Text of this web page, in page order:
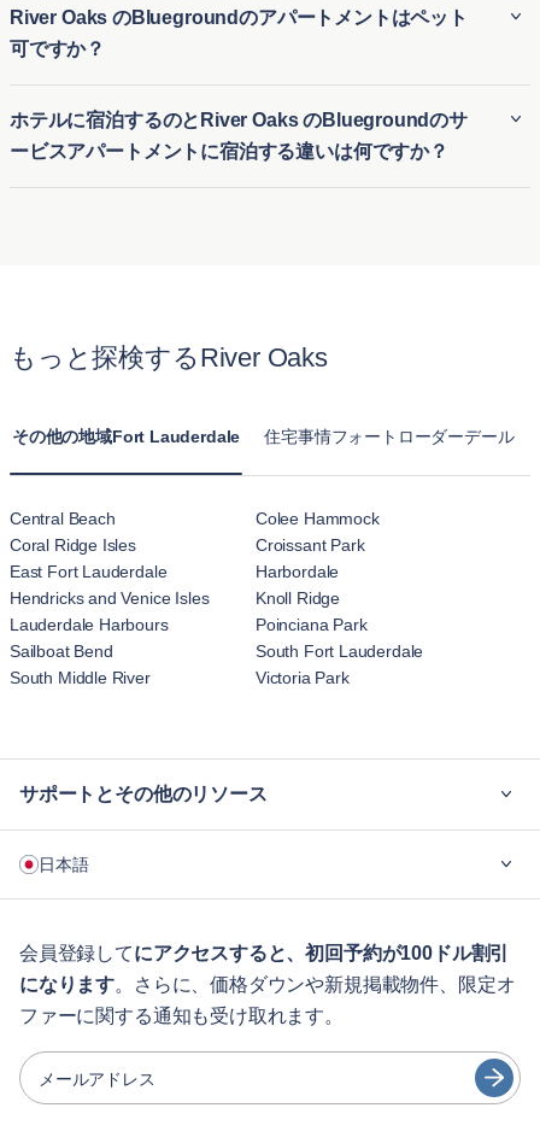
する柔軟性があります。
ート賃貸を簡単に予約できます。ビジネスやレジャーのため
にRiver Oaks の仮住まいを探している方に、柔軟で便利な一
時的な住居を提供します。初めての街でも、長期の契約なし
で快適な家具付き住宅に簡単に入居できます。
River Oaks のBluegroundのアパートメントはペット
可ですか？
で、愛犬や愛猫と一緒に快適な生活を送ることができます。
River Oaks のペット可アパートは、ペットに適した公園や設
備の近くに位置する物件が多く、ペットオーナーが安心して
ホテルに宿泊するのとRiver Oaks のBluegroundのサ
ービスアパートメントに宿泊する違いは何ですか？
り、一時的なホテル宿泊以上に自宅のようにくつろげます。
もっと探検するRiver Oaks
その他の地域Fort Lauderdale 住宅事情フォートローダーデール
Central Beach
Colee Hammock
Coral Ridge Isles
Croissant Park
East Fort Lauderdale
Harbordale
Hendricks and Venice Isles
Knoll Ridge
Lauderdale Harbours
Poinciana Park
Sailboat Bend
South Fort Lauderdale
South Middle River
Victoria Park
サポートとその他のリソース
企業向け
ゲスト向け特典サービス
シティガイド
パートナー
家具レンタル事業者
日本語
English
Português
Español
会員登録してにアクセスすると、初回予約が100ドル割引
になります。さらに、価格ダウンや新規掲載物件、限定オ
ファーに関する通知も受け取れます。
メールアドレス